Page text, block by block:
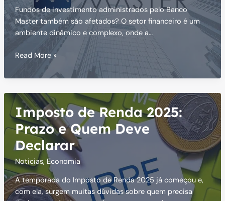
Fundos de investimento administrados pelo Banco
Master também são afetados? O setor financeiro é um
ambiente dinâmico e complexo, onde a…
Fundos
investimento
pelo
Banco
Master
também
são
afetados?
Read More »
Imposto de Renda 2025:
Prazo e Quem Deve
Declarar
Noticias, Economia
A temporada do Imposto de Renda 2025 já começou e,
com ela, surgem muitas dúvidas sobre quem precisa